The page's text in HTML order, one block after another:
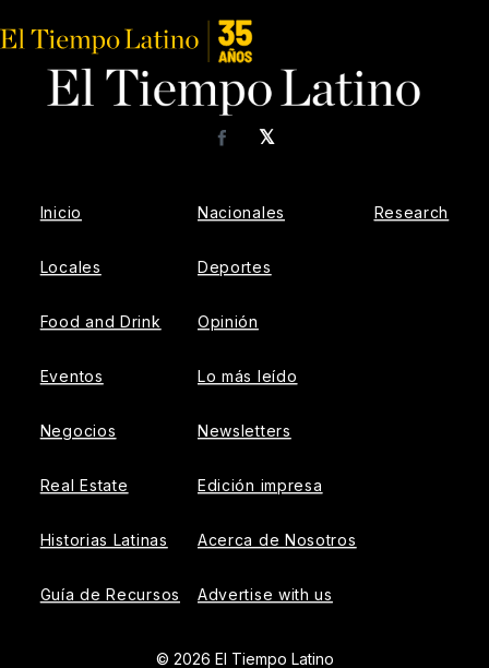
𝕏
Facebook
Inicio
Locales
Food and Drink
Eventos
Negocios
Real Estate
Historias Latinas
Guía de Recursos
Nacionales
Deportes
Opinión
Lo más leído
Newsletters
Edición impresa
Acerca de Nosotros
Advertise with us
Research
© 2026 El Tiempo Latino